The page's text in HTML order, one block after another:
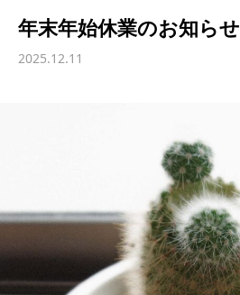
年末年始休業のお知らせ
2025.12.11